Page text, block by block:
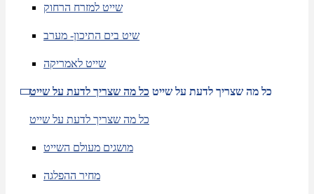
שייט למזרח הרחוק
שיט בים התיכון- מערב
שייט לאמריקה
כל מה שצריך לדעת על שייט כל מה שצריך לדעת על שייט
כל מה שצריך לדעת על שייט
מושגים מעולם השייט
מחיר ההפלגה